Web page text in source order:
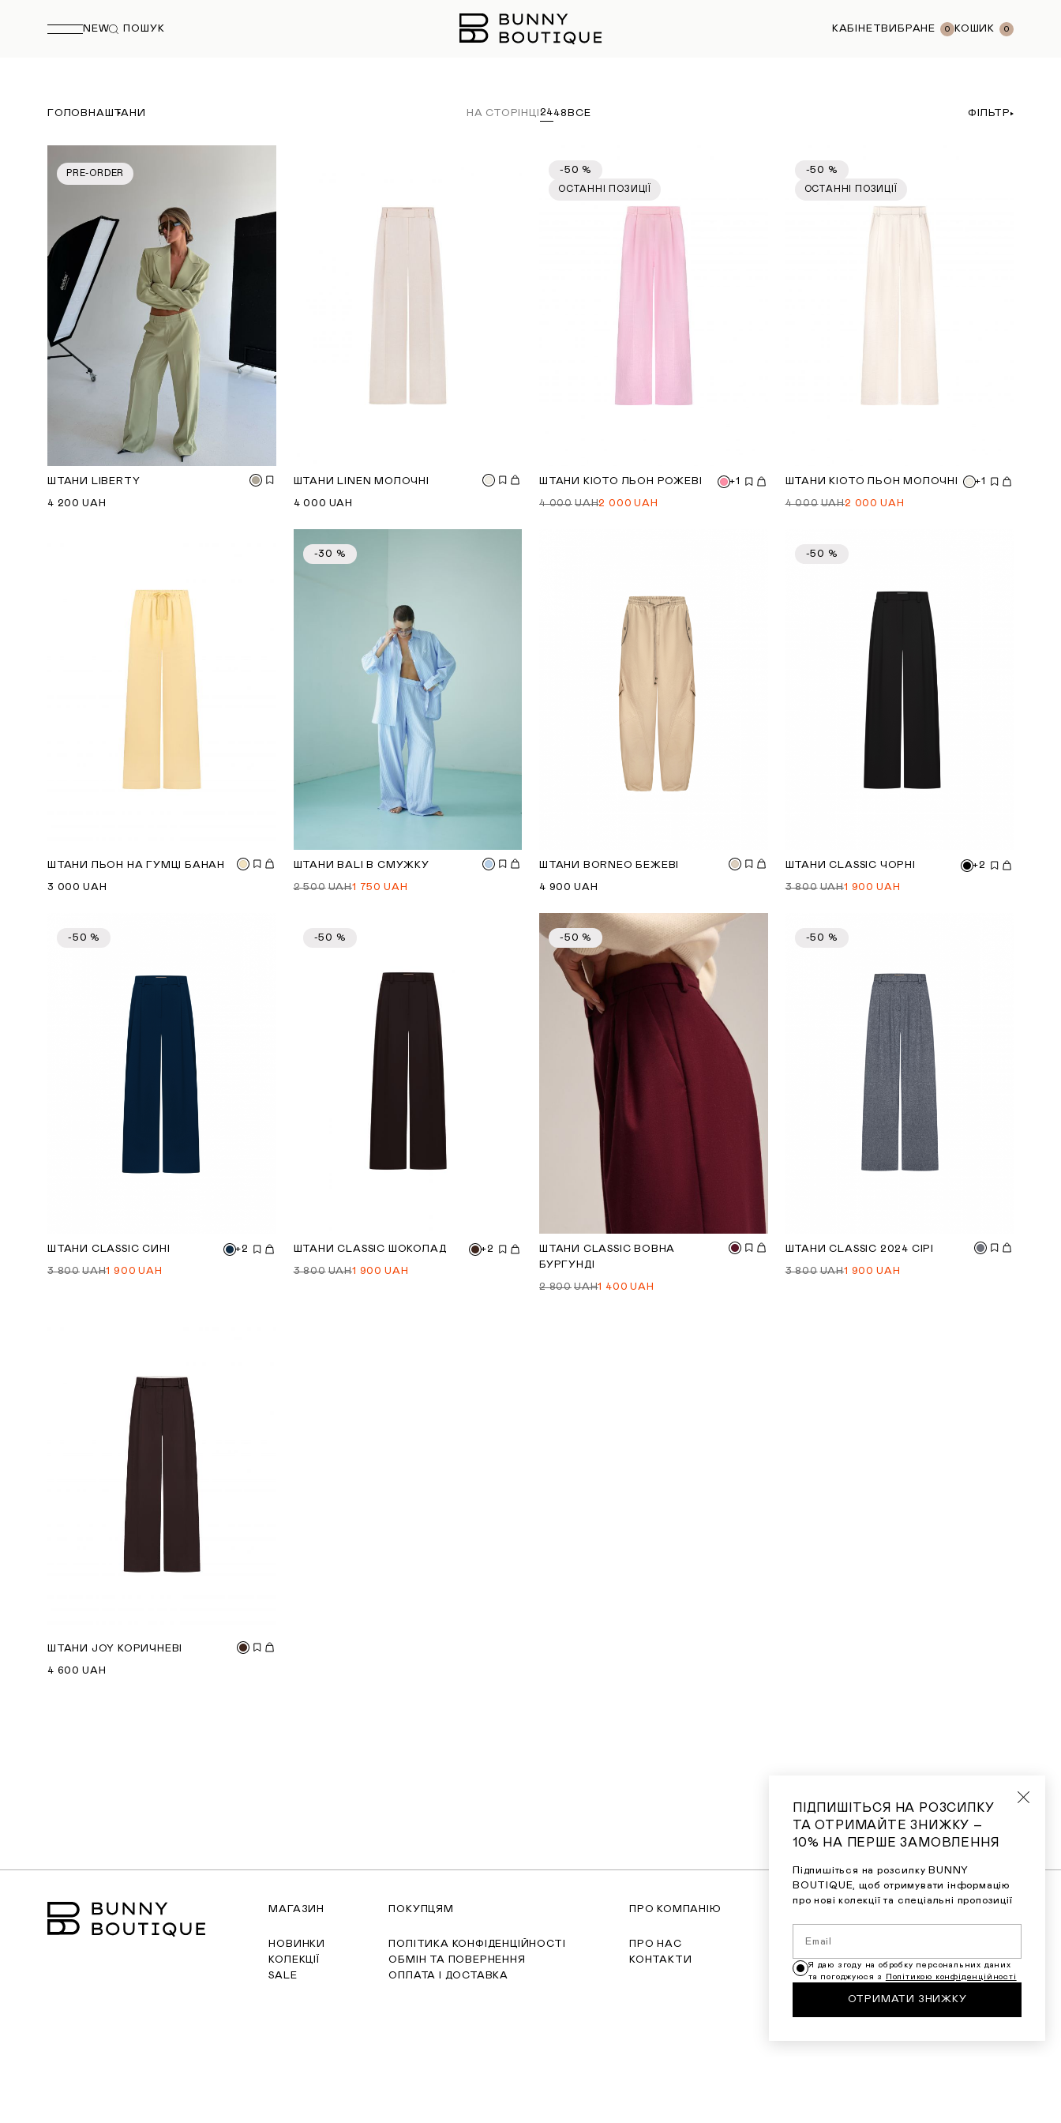
NEW ПОШУК КАБІНЕТ ВИБРАНЕ 0 КОШИК 0
ГОЛОВНА ШТАНИ НА СТОРІНЦІ 2448 ВСЕ ФІЛЬТР
PRE-ORDER
ШТАНИ LIBERTY
4 200 UAH
ШТАНИ LINEN МОЛОЧНІ
4 000 UAH
-50 %
ОСТАННІ ПОЗИЦІЇ
ШТАНИ КІОТО ЛЬОН РОЖЕВІ
4 000 UAH2 000 UAH
+1
-50 %
ОСТАННІ ПОЗИЦІЇ
ШТАНИ КІОТО ЛЬОН МОЛОЧНІ
4 000 UAH2 000 UAH
+1
ШТАНИ ЛЬОН НА ГУМЦІ БАНАН
3 000 UAH
-30 %
ШТАНИ BALI В СМУЖКУ
2 500 UAH1 750 UAH
ШТАНИ BORNEO БЕЖЕВІ
4 900 UAH
-50 %
ШТАНИ CLASSIC ЧОРНІ
3 800 UAH1 900 UAH
+2
-50 %
ШТАНИ CLASSIC СИНІ
3 800 UAH1 900 UAH
+2
-50 %
ШТАНИ CLASSIC ШОКОЛАД
3 800 UAH1 900 UAH
+2
-50 %
ШТАНИ CLASSIC ВОВНА
БУРГУНДІ
2 800 UAH1 400 UAH
-50 %
ШТАНИ CLASSIC 2024 СІРІ
3 800 UAH1 900 UAH
ШТАНИ JOY КОРИЧНЕВІ
4 600 UAH
МАГАЗИН
НОВИНКИ
КОЛЕКЦІЇ
SALE
ПОКУПЦЯМ
ПОЛІТИКА КОНФІДЕНЦІЙНОСТІ
ОБМІН ТА ПОВЕРНЕННЯ
ОПЛАТА І ДОСТАВКА
ПРО КОМПАНІЮ
ПРО НАС
КОНТАКТИ
ДІЗНАЄТЬСЯ ПРО НОВІ НАДХОДЖЕННЯ
І ЗНИЖКИ
ПІДПИШІТЬСЯ НА РОЗСИЛКУ
ТА ОТРИМАЙТЕ ЗНИЖКУ –
10% НА ПЕРШЕ ЗАМОВЛЕННЯ
Підпишіться на розсилку BUNNY
BOUTIQUE, щоб отримувати інформацію
про нові колекції та спеціальні пропозиції
Я даю згоду на обробку персональних даних
та погоджуюся з
Політикою конфіденційності
ОТРИМАТИ ЗНИЖКУ